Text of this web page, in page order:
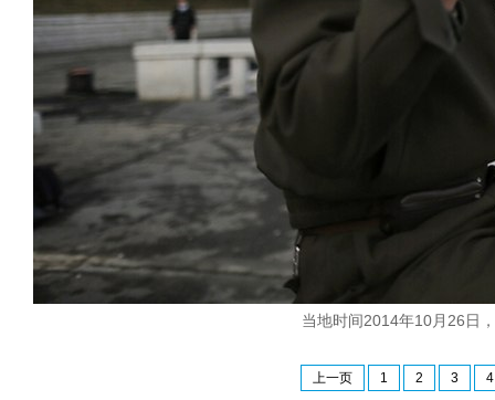
当地时间2014年10月26日
上一页 1 2 3 4